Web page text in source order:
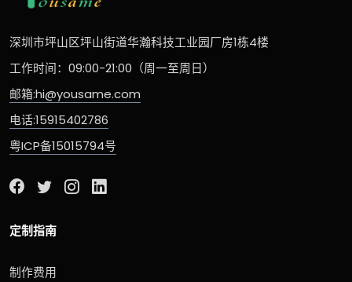
深圳市坪山区坪山街道华瀚科技工业园厂房1栋4楼
工作时间：09:00-21:00（周一至周日）
邮箱:hi@yousame.com
电话:15915402786
粤ICP备15015794号
定制指南
制作费用